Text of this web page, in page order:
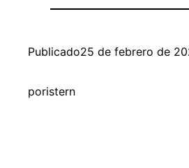
Publicado25 de febrero de
poristern